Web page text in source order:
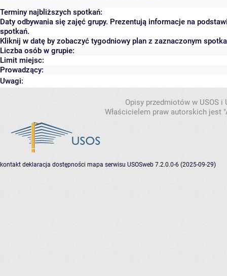
Terminy najbliższych spotkań:
Daty odbywania się zajęć grupy. Prezentują informacje na
spotkań.
Kliknij w datę by zobaczyć tygodniowy plan z zaznaczonym
Liczba osób w grupie:
Limit miejsc:
Prowadzący:
Uwagi:
Opisy przedmiotów w USOS
Właścicielem praw autorskich jest
kontakt deklaracja dostępności mapa serwisu USOSweb 7.2.0.0-6 (2025-09-29)